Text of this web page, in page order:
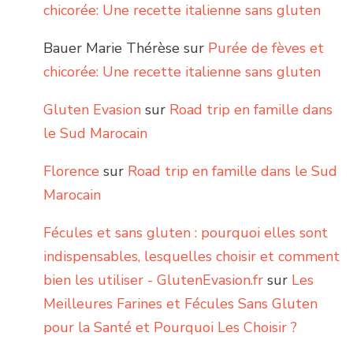
chicorée: Une recette italienne sans gluten
Bauer Marie Thérèse sur Purée de fèves et
chicorée: Une recette italienne sans gluten
Gluten Evasion sur Road trip en famille dans
le Sud Marocain
Florence sur Road trip en famille dans le Sud
Marocain
Fécules et sans gluten : pourquoi elles sont
indispensables, lesquelles choisir et comment
bien les utiliser - GlutenEvasion.fr sur Les
Meilleures Farines et Fécules Sans Gluten
pour la Santé et Pourquoi Les Choisir ?